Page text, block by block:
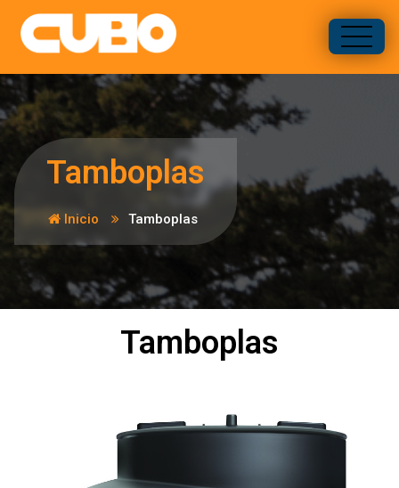
Tu solución en construcción
Tamboplas
Inicio Tamboplas
Tamboplas